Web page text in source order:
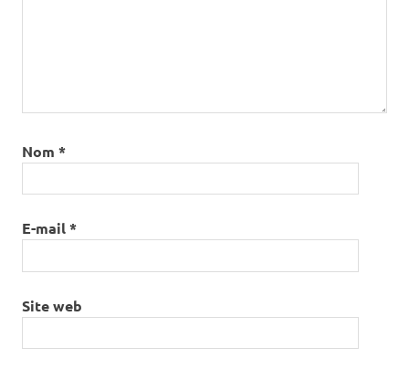
Nom *
E-mail*
Site web